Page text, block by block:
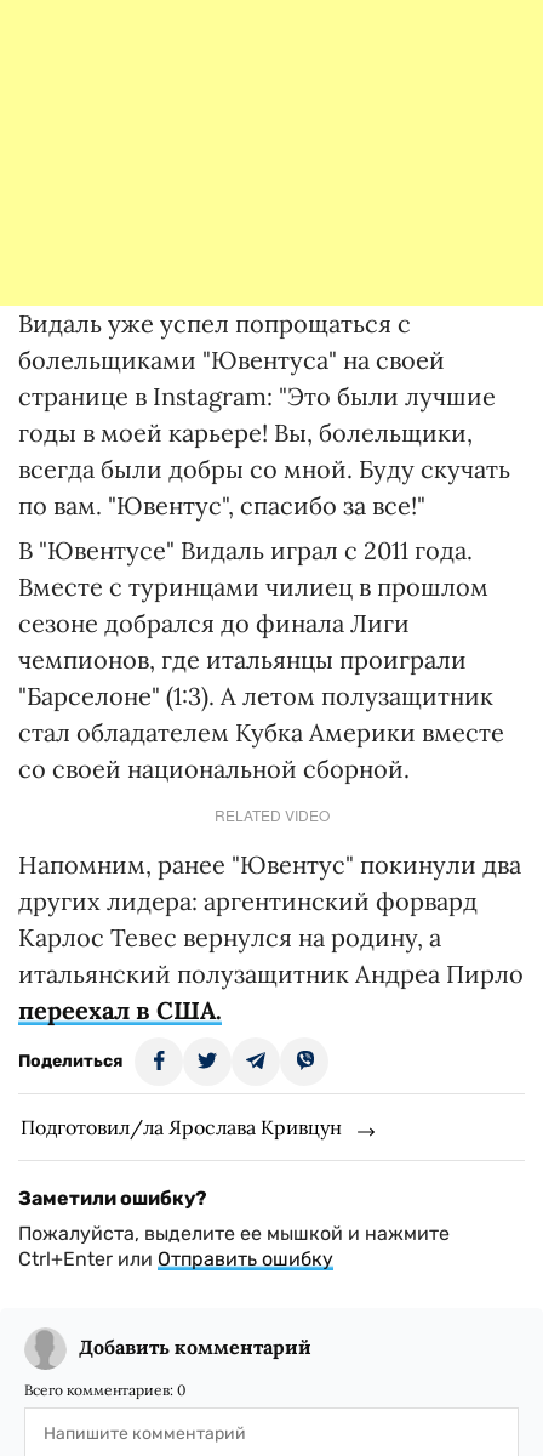
Видаль уже успел попрощаться с
болельщиками "Ювентуса" на своей
странице в Instagram: "Это были лучшие
годы в моей карьере! Вы, болельщики,
всегда были добры со мной. Буду скучать
по вам. "Ювентус", спасибо за все!"
В "Ювентусе" Видаль играл с 2011 года.
Вместе с туринцами чилиец в прошлом
сезоне добрался до финала Лиги
чемпионов, где итальянцы проиграли
"Барселоне" (1:3). А летом полузащитник
стал обладателем Кубка Америки вместе
со своей национальной сборной.
RELATED VIDEO
Напомним, ранее "Ювентус" покинули два
других лидера: аргентинский форвард
Карлос Тевес вернулся на родину, а
итальянский полузащитник Андреа Пирло
переехал в США.
Поделиться
Подготовил/ла Ярослава Кривцун
Заметили ошибку?
Пожалуйста, выделите ее мышкой и нажмите
Ctrl+Enter или Отправить ошибку
Добавить комментарий
Всего комментариев: 0